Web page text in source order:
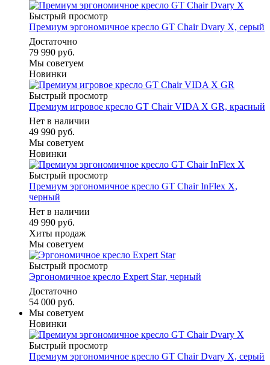
Быстрый просмотр
Премиум эргономичное кресло GT Chair Dvary X, серый
Достаточно
79 990 руб.
Мы советуем
Новинки
Быстрый просмотр
Премиум игровое кресло GT Chair VIDA X GR, красный
Нет в наличии
49 990 руб.
Мы советуем
Новинки
Быстрый просмотр
Премиум эргономичное кресло GT Chair InFlex X,
черный
Нет в наличии
49 990 руб.
Хиты продаж
Мы советуем
Быстрый просмотр
Эргономичное кресло Expert Star, черный
Достаточно
54 000 руб.
Мы советуем
Новинки
Быстрый просмотр
Премиум эргономичное кресло GT Chair Dvary X, серый